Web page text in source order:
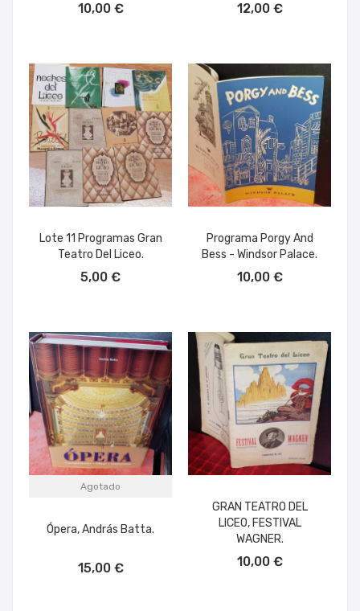
10,00 € 12,00 €
Lote 11 Programas Gran
Teatro Del Liceo.
5,00 €
Programa Porgy And
Bess - Windsor Palace.
10,00 €
Agotado
Ópera, András Batta.
15,00 €
GRAN TEATRO DEL
LICEO, FESTIVAL
WAGNER.
10,00 €